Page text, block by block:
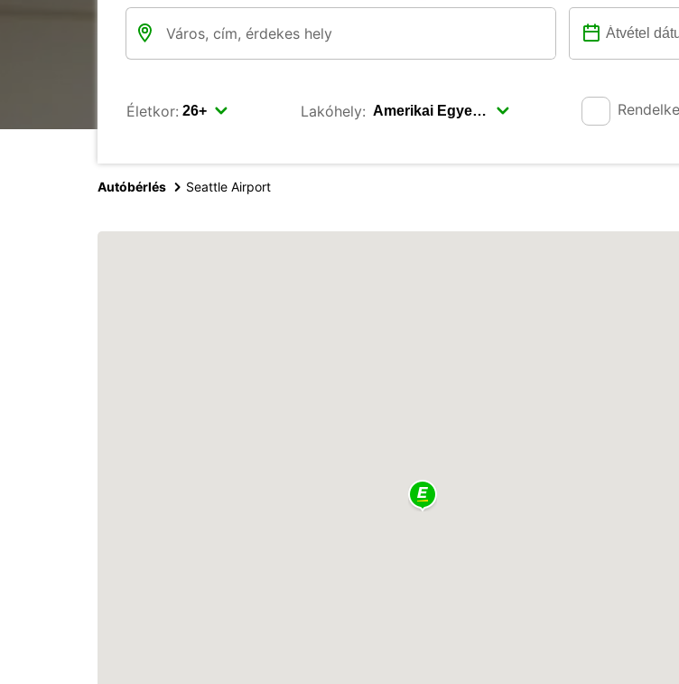
Életkor: Lakóhely:
Autóbérlés Seattle Airport